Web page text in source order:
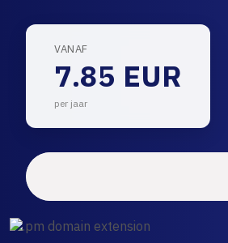
VANAF
7.85 EUR
per jaar